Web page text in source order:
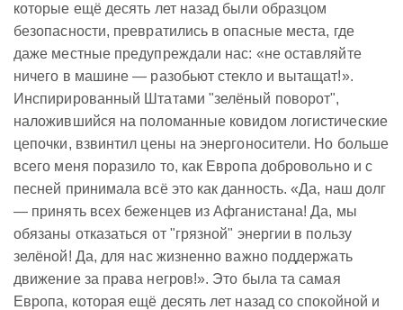
которые ещё десять лет назад были образцом
безопасности, превратились в опасные места, где
даже местные предупреждали нас: «не оставляйте
ничего в машине — разобьют стекло и вытащат!».
Инспирированный Штатами "зелёный поворот",
наложившийся на поломанные ковидом логистические
цепочки, взвинтил цены на энергоносители. Но больше
всего меня поразило то, как Европа добровольно и с
песней принимала всё это как данность. «Да, наш долг
— принять всех беженцев из Афганистана! Да, мы
обязаны отказаться от "грязной" энергии в пользу
зелёной! Да, для нас жизненно важно поддержать
движение за права негров!». Это была та самая
Европа, которая ещё десять лет назад со спокойной и